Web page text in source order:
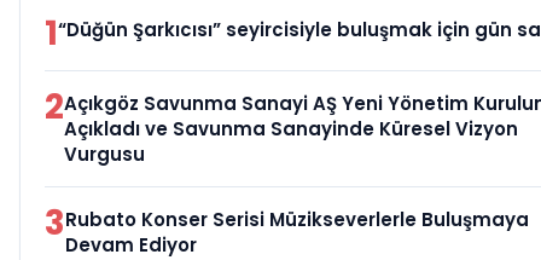
1“Düğün Şarkıcısı” seyircisiyle buluşmak için gün
2Açıkgöz Savunma Sanayi AŞ Yeni Yönetim
Açıkladı ve Savunma Sanayinde Küresel Vizyon
Vurgusu
3Rubato Konser Serisi Müzikseverlerle Buluşmaya
Devam Ediyor